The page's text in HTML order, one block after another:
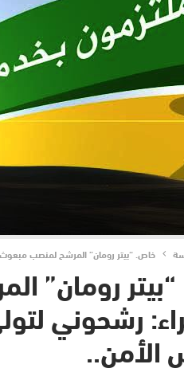
خاص. “بيتر رومان” المرشح لمنصب
رومان”
رشحوني